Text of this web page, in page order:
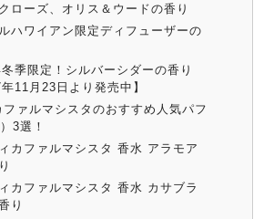
ローズ、オリス＆ウードの香り
ハワイアン限定ディフューザーの
季限定！シルバーシダーの香り
年11月23日より発売中】
ァルマシスタのおすすめ人気パフ
3選！
カファルマシスタ 香水 アラモア
カファルマシスタ 香水 カサブラ
り